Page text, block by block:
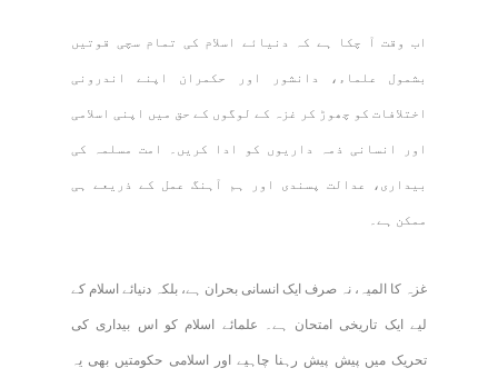
اب وقت آ چکا ہے کہ دنیائے اسلام کی تمام سچی قوتیں
بشمول علماء، دانشور اور حکمران اپنے اندرونی
اختلافات کو چھوڑ کر غزہ کے لوگوں کے حق میں اپنی اسلامی
اور انسانی ذمہ داریوں کو ادا کریں۔ امت مسلمہ کی
بیداری، عدالت پسندی اور ہم آہنگ عمل کے ذریعے ہی
ممکن ہے۔
غزہ کا المیہ، نہ صرف ایک انسانی بحران ہے، بلکہ دنیائے اسلام کے
لیے ایک تاریخی امتحان ہے۔ علمائے اسلام کو اس بیداری کی
تحریک میں پیش پیش رہنا چاہیے اور اسلامی حکومتیں بھی یہ